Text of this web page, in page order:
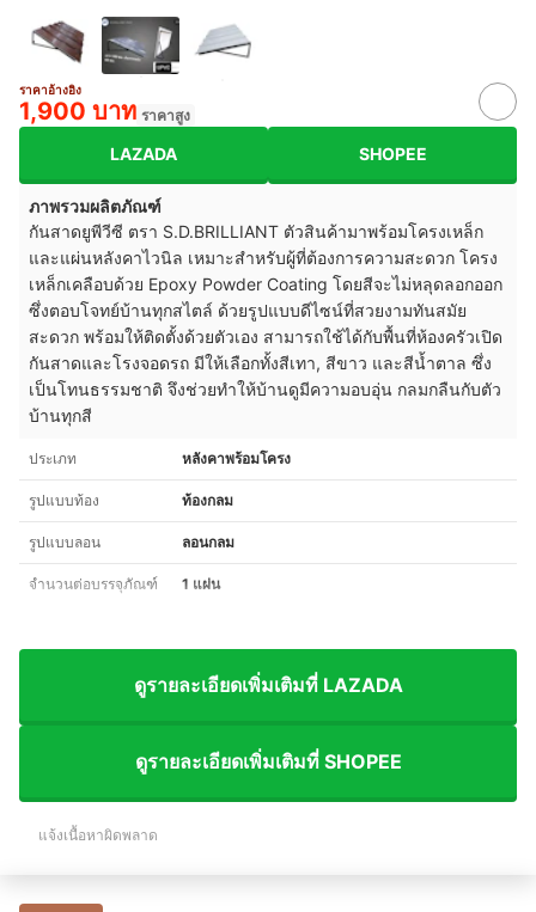
ราคาอ้างอิง
1,900 บาท ราคาสูง
LAZADA SHOPEE
ภาพรวมผลิตภัณฑ์
กันสาดยูพีวีซี ตรา S.D.BRILLIANT ตัวสินค้ามาพร้อมโครงเหล็ก
และแผ่นหลังคาไวนิล เหมาะสำหรับผู้ที่ต้องการความสะดวก โครง
เหล็กเคลือบด้วย Epoxy Powder Coating โดยสีจะไม่หลุดลอกออก
ซึ่งตอบโจทย์บ้านทุกสไตล์ ด้วยรูปแบบดีไซน์ที่สวยงามทันสมัย
สะดวก พร้อมให้ติดตั้งด้วยตัวเอง สามารถใช้ได้กับพื้นที่ห้องครัวเปิด
กันสาดและโรงจอดรถ มีให้เลือกทั้งสีเทา, สีขาว และสีน้ำตาล ซึ่ง
เป็นโทนธรรมชาติ จึงช่วยทำให้บ้านดูมีความอบอุ่น กลมกลืนกับตัว
บ้านทุกสี
ประเภท หลังคาพร้อมโครง
รูปแบบท้อง ท้องกลม
รูปแบบลอน ลอนกลม
จำนวนต่อบรรจุภัณฑ์ 1 แผ่น
ดูรายละเอียดเพิ่มเติมที่ LAZADA
ดูรายละเอียดเพิ่มเติมที่ SHOPEE
แจ้งเนื้อหาผิดพลาด